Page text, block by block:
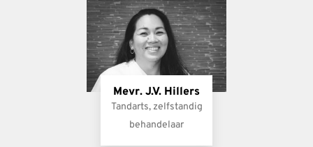
Mevr. J.V. Hillers
Tandarts, zelfstandig
behandelaar